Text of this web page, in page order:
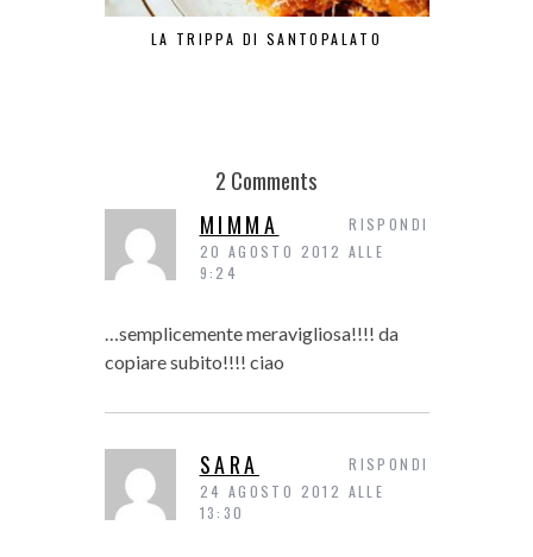
LA TRIPPA DI SANTOPALATO
2 Comments
MIMMA
20 AGOSTO 2012 ALLE
9:24
…semplicemente meravigliosa!!!! da
copiare subito!!!! ciao
RISPONDI
SARA
24 AGOSTO 2012 ALLE
13:30
RISPONDI